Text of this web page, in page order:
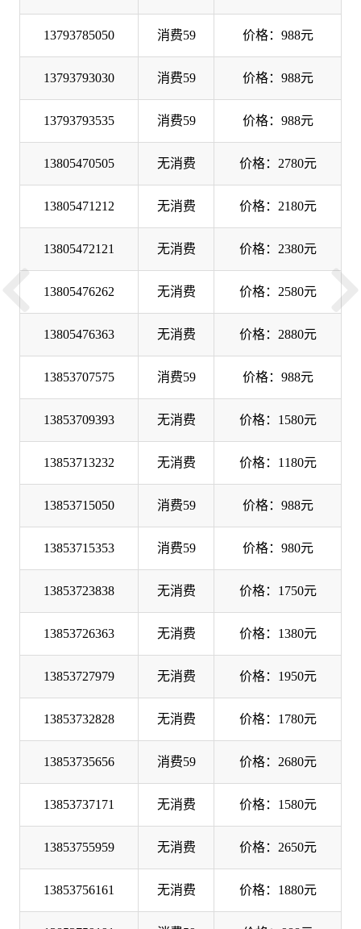
13793785050 消费59 价格：988元
13793793030 消费59 价格：988元
13793793535 消费59 价格：988元
13805470505 无消费 价格：2780元
13805471212 无消费 价格：2180元
13805472121 无消费 价格：2380元
13805476262 无消费 价格：2580元
13805476363 无消费 价格：2880元
13853707575 消费59 价格：988元
13853709393 无消费 价格：1580元
13853713232 无消费 价格：1180元
13853715050 消费59 价格：988元
13853715353 消费59 价格：980元
13853723838 无消费 价格：1750元
13853726363 无消费 价格：1380元
13853727979 无消费 价格：1950元
13853732828 无消费 价格：1780元
13853735656 消费59 价格：2680元
13853737171 无消费 价格：1580元
13853755959 无消费 价格：2650元
13853756161 无消费 价格：1880元